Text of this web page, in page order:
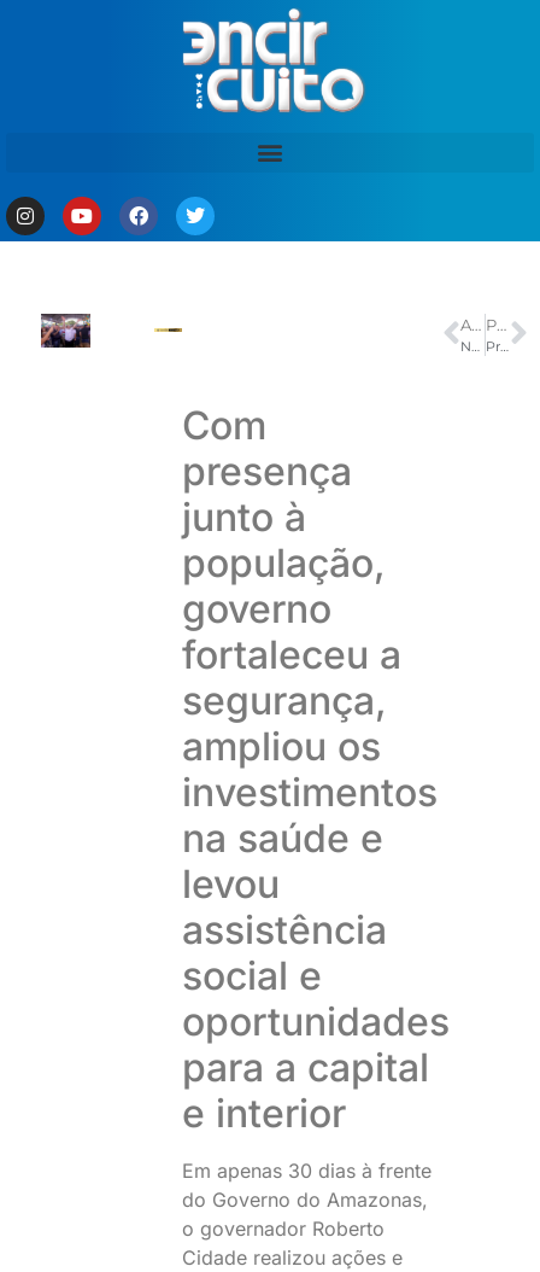
Com
presença
junto à
população,
governo
fortaleceu a
segurança,
ampliou os
investimentos
na saúde e
levou
assistência
social e
oportunidades
para a capital
e interior
Em apenas 30 dias à frente
do Governo do Amazonas,
o governador Roberto
Cidade realizou ações e
ANTERIOR PRÓXIMO